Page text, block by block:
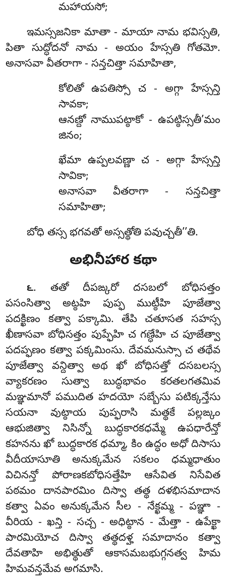
మహాయసో;
ఇమస్సజనికా మాతా - మాయా నామ భవిస్సతి,
పితా సుద్ధోదనో నామ - అయం హేస్సతి గోతమో.
అనాసవా వీతరాగా - సన్తచిత్తా సమాహితా,
కోలితో ఉపతిస్సో చ - అగ్గా హేస్సన్తి
సావకా;
ఆనణ్దో నాముపట్ఠాకో - ఉపట్ఠిస్సతీ’మం
జినం;
ఖేమా ఉప్పలవణ్ణా చ - అగ్గా హేస్సన్తి
సావికా;
అనాసవా వీతరాగా - సన్తచిత్తా
సమాహితా;
బోధి తస్స భగవతో అస్సత్థోతి పవుచ్చతీ’’తి.
అభినీహార కథా
౬. తతో దీపఙ్కరో దసబలో బోధిసత్తం
పసంసిత్వా అట్ఠహి పుప్ఫ ముట్ఠీహి పూజేత్వా
పదక్ఖిణం కత్వా పక్కామి. తేపి చతూసత సహస్స
ఖీణాసవా బోధిసత్తం పుప్ఫేహి చ గణ్ధేహి చ పూజేత్వా
పదప్ఫణం కత్వా పక్కమింసు. దేవమనుస్సా చ తథేవ
పూజేత్వా వన్దిత్వా అథ ఖో బోధిసత్తో దసబలస్స
వ్యాకరణం సుత్వా బుద్ధభావం కరతలగతమివ
మఞ్ఞమానో పముదిత హదయో సబ్బేసు పటిక్కన్తేసు
సయనా వుట్ఠాయ పుప్ఫరాసి మత్థకే పల్లఙ్కం
ఆభుజిత్వా నిసిన్నో బుద్ధకారకధమ్మే ఉపధారేన్తో
కహనను ఖో బుద్ధకారక ధమ్మా, కిం ఉద్ధం అధో దిసాసు
వీదీయాసూతి అనుక్కమేన సకలం ధమ్మధాతుం
విచినన్తో పోరాణకబోధిసత్తేహి ఆసేవిత నిసేవిత
పఠమం దానపారమిం దిస్వా తత్థ దళభిసమాదాన
కత్వా ఏవం అనుక్కమేన సీల - నేక్ఖమ్మ - పఞ్ఞా -
వీరియ - ఖన్తి - సచ్చ - అధిట్ఠాన - మేత్తా - ఉపేక్ఖా
పారమియోచ దిస్వా తత్థదళ్హ సమాదానం కత్వా
దేవతాహి అభిత్థుతో ఆకాసమబభుగ్గనత్వ హిమ
హిమవన్తమేవ అగమాసి.